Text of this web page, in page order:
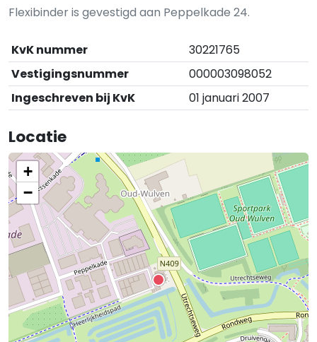
Flexibinder is gevestigd aan Peppelkade 24.
KvK nummer
30221765
Vestigingsnummer
000003098052
Ingeschreven bij KvK
01 januari 2007
Locatie
+
−